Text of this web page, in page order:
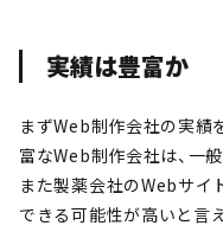
実績は豊富か
まずWeb制作会社の実績
富なWeb制作会社は、一
また製薬会社のWebサイ
できる可能性が高いと言